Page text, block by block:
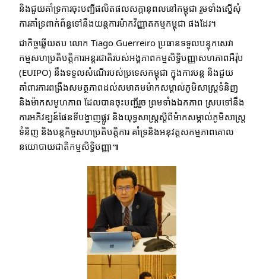
និងជួយគាំទ្រការចុះបញ្ជីផលិតផលសក្តានុពលនៅកម្ពុជា រួមទាំងស្នើសុំ
ការគាំទ្រពាក់ព័ន្ធទៅនឹងយន្តការម៉ាកវិញ្ញាតកម្មកម្ពុជា ផងដែរ។
ជាកិច្ចឆ្លើយតប លោក Tiago Guerreiro ប្រធានទទួលបន្ទុកសេវា
កម្មសហប្រតិបត្តិការអន្តរជាតិរបស់អង្គភាពកម្មសិទ្ធិបញ្ញាសហភាពអឺរ៉ុប
(EUIPO) នឹងទទួលសំណើរបស់ប្រទេសកម្ពុជា ក្នុងការបន្ត និងជួយ
គាំពារការពង្រឹងសមត្ថភាពដល់សមាគមម៉ាកសម្គាល់ភូមិសាស្រ្តទំនិញ
និងម៉ាកសមូហភាព ដែលបានចុះបញ្ជីរួច ព្រមទាំងឯកភាព ស្របទៅនឹង
ការអភិវឌ្ឃន៍ផែនទីបង្ហាញផ្លូវ និងយុទ្ធសាស្រ្តស្តីពីម៉ាកសម្គាល់ភូមិសាស្រ្ត
ទំនិញ និងបន្តកិច្ចសហប្រតិបត្តិការ គាំទ្រនិងអនុវត្តសកម្មភាពគោល
នយោបាយជាតិកម្មសិទ្ធិបញ្ញា៕